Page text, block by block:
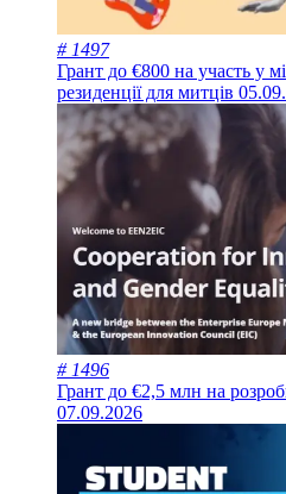
# 1497
Грант до €800 на участь у
резиденції для митців
# 1496
Грант до €2,5 млн на
07.09.2026